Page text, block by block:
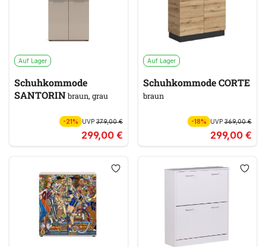
Auf Lager
Schuhkommode
SANTORINbraun, grau
-21% UVP 379,00 €
299,00 €
Auf Lager
Schuhkommode CORTE
braun
-18% UVP369,00 €
299,00 €